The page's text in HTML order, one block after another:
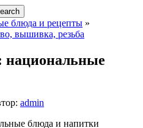
блюда и рецепты »
вышивка, резьба
национальные
admin